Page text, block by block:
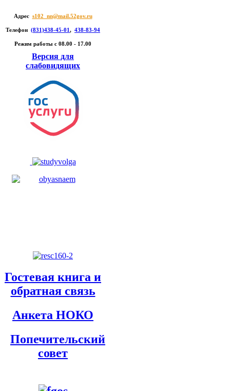
Адрес s102_nn@mail.52gov.ru
Телефон (831)438-45-01 , 438-83-94
Режим работы c 08.00 - 17.00
Версия для
слабовидящих
Гостевая книга и
обратная связь
Анкета НОКО
Попечительский
совет